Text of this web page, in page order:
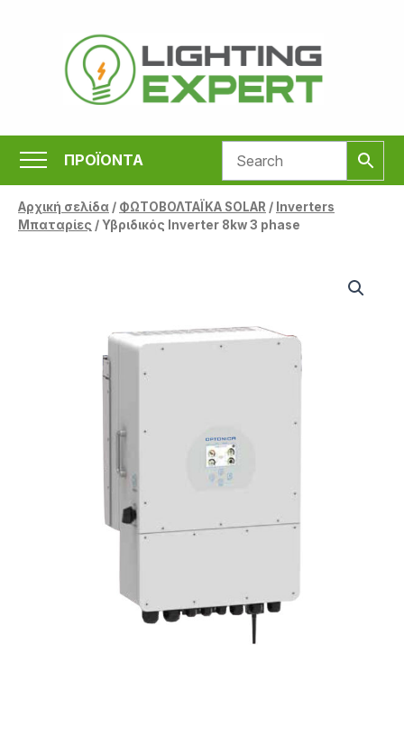
περιεχόμενο
ΠΡΟΪΟΝΤΑ
Αρχική σελίδα/ ΦΩΤΟΒΟΛΤΑΪΚΑ SOLAR / Inverters
Μπαταρίες / Υβριδικός Inverter 8kw 3 phase